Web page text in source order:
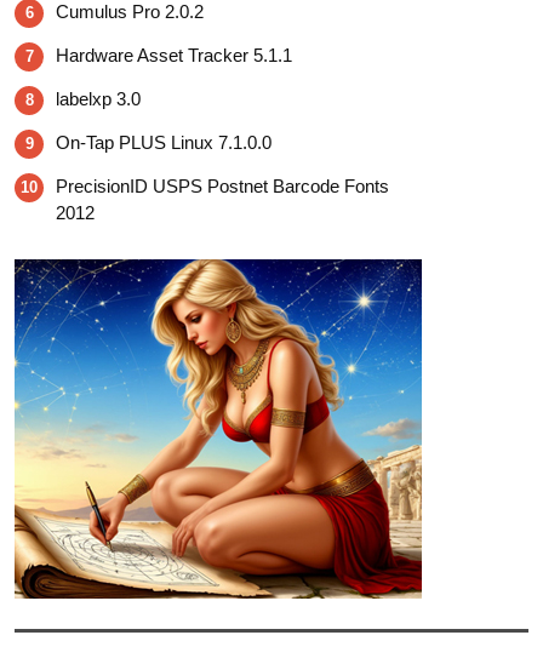
6 Cumulus Pro 2.0.2
7 Hardware Asset Tracker 5.1.1
8 labelxp 3.0
9 On-Tap PLUS Linux 7.1.0.0
10
PrecisionID USPS Postnet Barcode Fonts
2012